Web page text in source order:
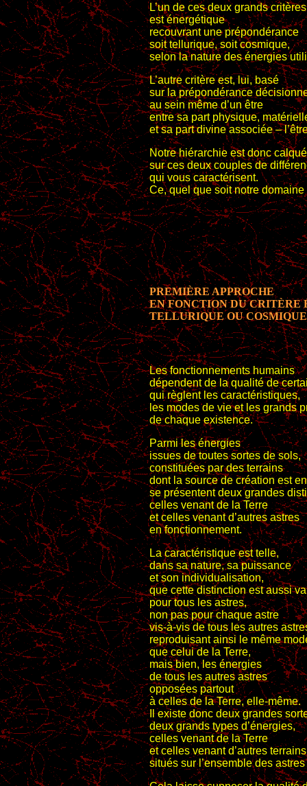
L’un de ces deux grands critères
est énergétique
recouvrant une prépondérance
soit tellurique, soit cosmique,
selon la nature des énergies
L’autre critère est, lui, basé
sur la prépondérance
au sein même d’un être
entre sa part physique,
et sa part divine associée –
Notre hiérarchie est donc
sur ces deux couples de
qui vous caractérisent.
Ce, quel que soit notre domaine
PREMIÈRE APPROCHE
EN FONCTION DU CRITÈRE
TELLURIQUE OU COSMIQUE
Les fonctionnements humains
dépendent de la qualité de
qui règlent les caractéristiques,
les modes de vie et les grands
de chaque existence.
Parmi les énergies
issues de toutes sortes de sols,
constituées par des terrains
dont la source de création est
se présentent deux grandes
celles venant de la Terre
et celles venant d’autres astres
en fonctionnement.
La caractéristique est telle,
dans sa nature, sa puissance
et son individualisation,
que cette distinction est aussi
pour tous les astres,
non pas pour chaque astre
vis-à-vis de tous les autres
reproduisant ainsi le même
que celui de la Terre,
mais bien, les énergies
de tous les autres astres
opposées partout
à celles de la Terre, elle-même.
Il existe donc deux grandes
deux grands types d’énergies,
celles venant de la Terre
et celles venant d’autres terrains
situés sur l’ensemble des